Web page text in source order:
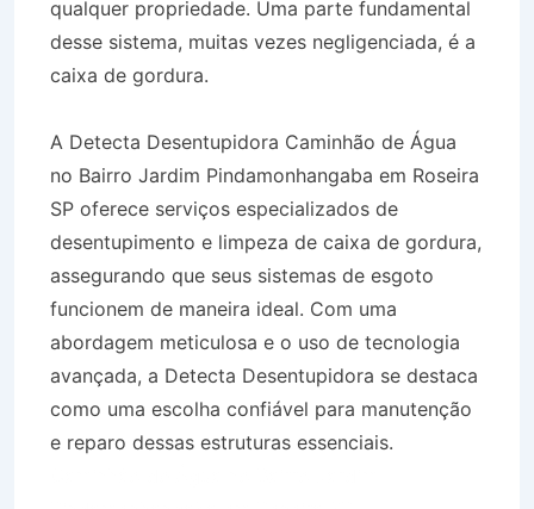
qualquer propriedade. Uma parte fundamental
desse sistema, muitas vezes negligenciada, é a
caixa de gordura.
A Detecta Desentupidora Caminhão de Água
no Bairro Jardim Pindamonhangaba em Roseira
SP oferece serviços especializados de
desentupimento e limpeza de caixa de gordura,
assegurando que seus sistemas de esgoto
funcionem de maneira ideal. Com uma
abordagem meticulosa e o uso de tecnologia
avançada, a Detecta Desentupidora se destaca
como uma escolha confiável para manutenção
e reparo dessas estruturas essenciais.